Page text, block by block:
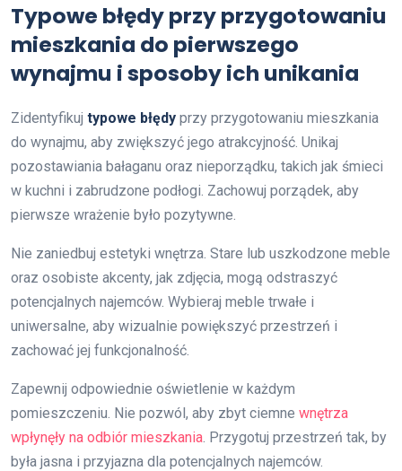
Typowe błędy przy przygotowaniu
mieszkania do pierwszego
wynajmu i sposoby ich unikania
Zidentyfikuj typowe błędy przy przygotowaniu mieszkania
do wynajmu, aby zwiększyć jego atrakcyjność. Unikaj
pozostawiania bałaganu oraz nieporządku, takich jak śmieci
w kuchni i zabrudzone podłogi. Zachowuj porządek, aby
pierwsze wrażenie było pozytywne.
Nie zaniedbuj estetyki wnętrza. Stare lub uszkodzone meble
oraz osobiste akcenty, jak zdjęcia, mogą odstraszyć
potencjalnych najemców. Wybieraj meble trwałe i
uniwersalne, aby wizualnie powiększyć przestrzeń i
zachować jej funkcjonalność.
Zapewnij odpowiednie oświetlenie w każdym
pomieszczeniu. Nie pozwól, aby zbyt ciemne wnętrza
wpłynęły na odbiór mieszkania. Przygotuj przestrzeń tak, by
była jasna i przyjazna dla potencjalnych najemców.